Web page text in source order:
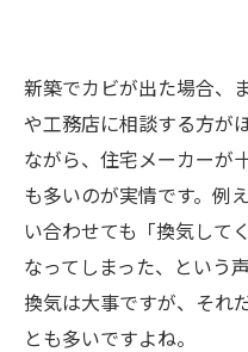
新築でカビが出た場合、
や工務店に相談する方が
ながら、住宅メーカーが
も多いのが実情です。例
い合わせても「換気して
なってしまった、という
換気は大事ですが、それ
とも多いですよね。